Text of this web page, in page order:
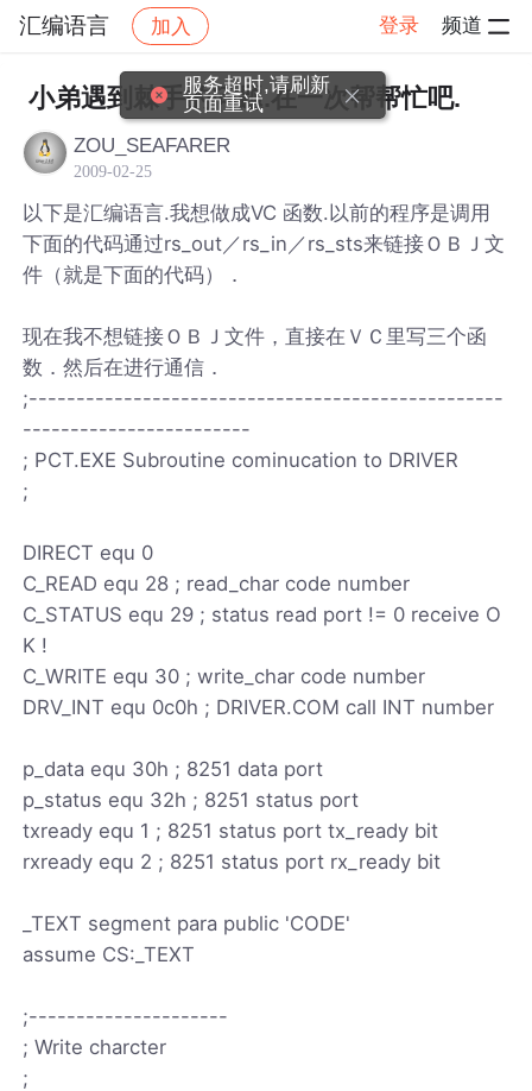
汇编语言 加入 登录 频道
社区 汇编语言 帖子详情
小弟遇到棘手的问题.在一次帮帮忙吧.
ZOU_SEAFARER
2009-02-25
以下是汇编语言.我想做成VC 函数.以前的程序是调用
下面的代码通过rs_out／rs_in／rs_sts来链接ＯＢＪ文
件（就是下面的代码）．
现在我不想链接ＯＢＪ文件，直接在ＶＣ里写三个函
数．然后在进行通信．
;--------------------------------------------------
------------------------
; PCT.EXE Subroutine cominucation to DRIVER
;
DIRECT equ 0
C_READ equ 28 ; read_char code number
C_STATUS equ 29 ; status read port != 0 receive O
K !
C_WRITE equ 30 ; write_char code number
DRV_INT equ 0c0h ; DRIVER.COM call INT number
p_data equ 30h ; 8251 data port
p_status equ 32h ; 8251 status port
txready equ 1 ; 8251 status port tx_ready bit
rxready equ 2 ; 8251 status port rx_ready bit
_TEXT segment para public 'CODE'
assume CS:_TEXT
;---------------------
; Write charcter
;
服务超时,请刷新
页面重试